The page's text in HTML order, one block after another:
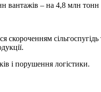
вантажів – на 4,8 млн тонн
скороченням
і порушення логістики.